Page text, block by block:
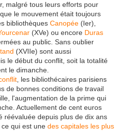
malgré tous leurs efforts pour
le mouvement était toujours
bibliothèques Canopée (Ier),
(XVe) ou encore Duras
au public. Sans oublier
(XVIIe) sont aussi
le début du conflit, soit la totalité
le dimanche.
, les bibliothécaires parisiens
de bonnes conditions de travail
l'augmentation de la prime qui
Actuellement de cent euros
réévaluée depuis plus de dix ans
qui est une des capitales les plus